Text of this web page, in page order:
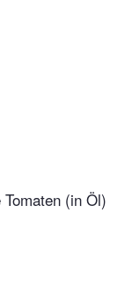
(in Öl)